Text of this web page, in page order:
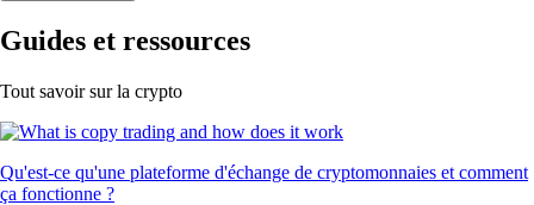
Guides et ressources
Tout savoir sur la crypto
Qu'est-ce qu'une plateforme d'échange de cryptomonnaies et comment
ça fonctionne ?